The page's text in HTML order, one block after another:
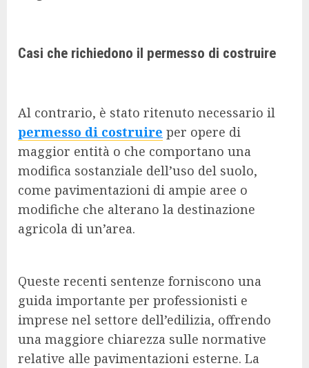
Casi che richiedono il permesso di costruire
Al contrario, è stato ritenuto necessario il
permesso di costruire per opere di
maggior entità o che comportano una
modifica sostanziale dell’uso del suolo,
come pavimentazioni di ampie aree o
modifiche che alterano la destinazione
agricola di un’area.
Queste recenti sentenze forniscono una
guida importante per professionisti e
imprese nel settore dell’edilizia, offrendo
una maggiore chiarezza sulle normative
relative alle pavimentazioni esterne. La